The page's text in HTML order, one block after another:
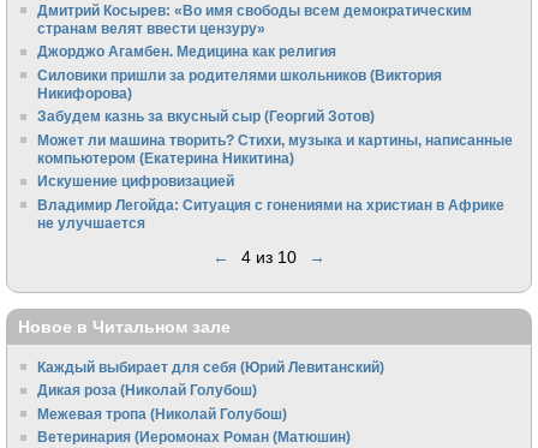
Дмитрий Косырев: «Во имя свободы всем демократическим
странам велят ввести цензуру»
Джорджо Агамбен. Медицина как религия
Силовики пришли за родителями школьников (Виктория
Никифорова)
Забудем казнь за вкусный сыр (Георгий Зотов)
Может ли машина творить? Стихи, музыка и картины, написанные
компьютером (Екатерина Никитина)
Искушение цифровизацией
Владимир Легойда: Ситуация с гонениями на христиан в Африке
не улучшается
← 4 из 10 →
Новое в Читальном зале
Каждый выбирает для себя (Юрий Левитанский)
Дикая роза (Николай Голубош)
Межевая тропа (Николай Голубош)
Ветеринария (Иеромонах Роман (Матюшин)